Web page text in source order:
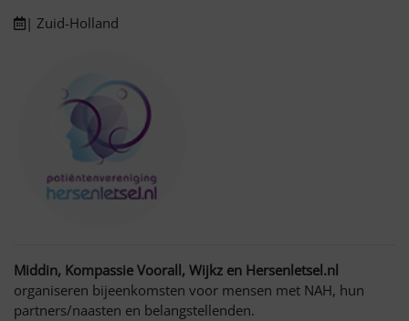
| Zuid-Holland
Middin, Kompassie Voorall, Wijkz en Hersenletsel.nl
organiseren bijeenkomsten voor mensen met NAH, hun
partners/naasten en belangstellenden.